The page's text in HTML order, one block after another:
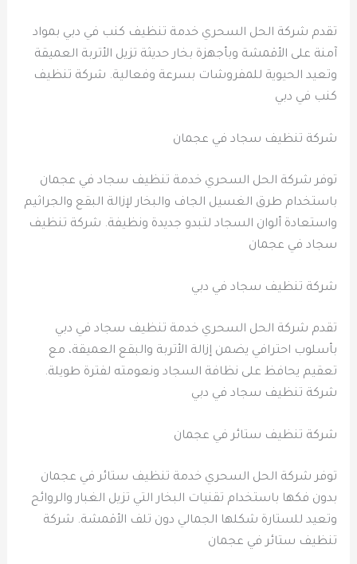
تقدم شركة الحل السحري خدمة تنظيف كنب في دبي بمواد
آمنة على الأقمشة وبأجهزة بخار حديثة تزيل الأتربة العميقة
وتعيد الحيوية للمفروشات بسرعة وفعالية. شركة تنظيف
كنب في دبي
شركة تنظيف سجاد في عجمان
توفر شركة الحل السحري خدمة تنظيف سجاد في عجمان
باستخدام طرق الغسيل الجاف والبخار لإزالة البقع والجراثيم
واستعادة ألوان السجاد لتبدو جديدة ونظيفة. شركة تنظيف
سجاد في عجمان
شركة تنظيف سجاد في دبي
تقدم شركة الحل السحري خدمة تنظيف سجاد في دبي
بأسلوب احترافي يضمن إزالة الأتربة والبقع العميقة، مع
تعقيم يحافظ على نظافة السجاد ونعومته لفترة طويلة.
شركة تنظيف سجاد في دبي
شركة تنظيف ستائر في عجمان
توفر شركة الحل السحري خدمة تنظيف ستائر في عجمان
بدون فكها باستخدام تقنيات البخار التي تزيل الغبار والروائح
وتعيد للستارة شكلها الجمالي دون تلف الأقمشة. شركة
تنظيف ستائر في عجمان